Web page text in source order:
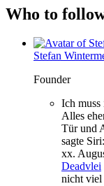
Who to
Stefan
Founder
Ich
Alles
Tür und
sagte
xx.
Deadvlei
nicht viel